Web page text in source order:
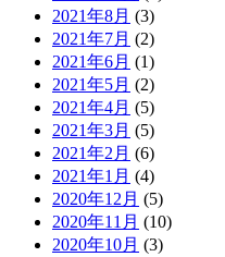
2021年8月 (3)
2021年7月 (2)
2021年6月 (1)
2021年5月 (2)
2021年4月 (5)
2021年3月 (5)
2021年2月 (6)
2021年1月 (4)
2020年12月 (5)
2020年11月 (10)
2020年10月 (3)